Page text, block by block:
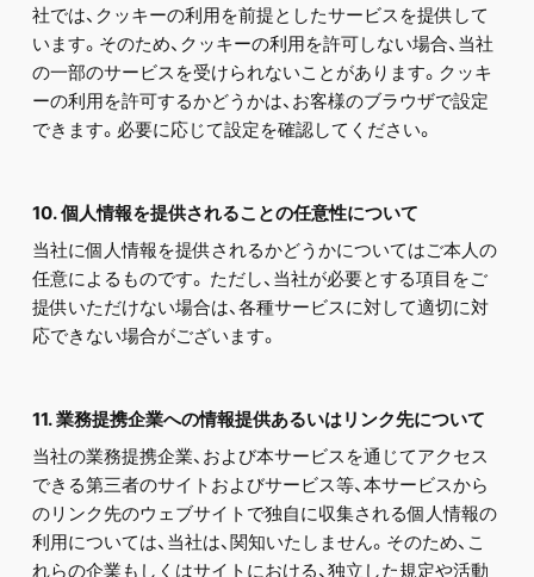
社では、クッキーの利用を前提としたサービスを提供して
います。そのため、クッキーの利用を許可しない場合、当社
の一部のサービスを受けられないことがあります。クッキ
ーの利用を許可するかどうかは、お客様のブラウザで設定
できます。必要に応じて設定を確認してください。
10. 個人情報を提供されることの任意性について
当社に個人情報を提供されるかどうかについてはご本人の
任意によるものです。 ただし、当社が必要とする項目をご
提供いただけない場合は、各種サービスに対して適切に対
応できない場合がございます。
11. 業務提携企業への情報提供あるいはリンク先について
当社の業務提携企業、および本サービスを通じてアクセス
できる第三者のサイトおよびサービス等、本サービスから
のリンク先のウェブサイトで独自に収集される個人情報の
利用については、当社は、関知いたしません。そのため、こ
れらの企業もしくはサイトにおける、独立した規定や活動